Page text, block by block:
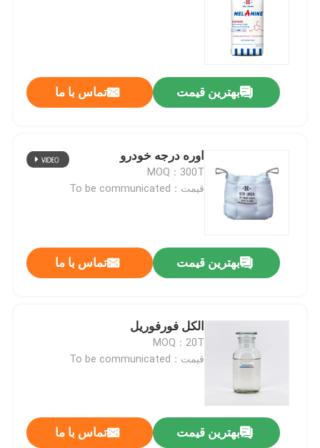
بهترین قیمت تماس با ما
اوره درجه خودرو
MOQ：300T
قیمت：To be communicated
بهترین قیمت تماس با ما
الکل فورفوریل
MOQ：20T
قیمت：To be communicated
بهترین قیمت تماس با ما